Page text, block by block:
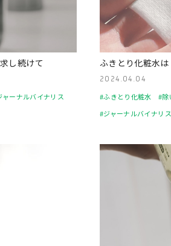
し続けて
ャーナルバイナリス
ふきとり化粧水は
2024.04.04
#ふきとり化粧水 #除
#ジャーナルバイナリス